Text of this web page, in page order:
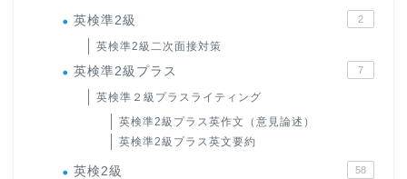
英検準2級 2
英検準2級二次面接対策
英検準2級プラス 7
英検準２級プラスライティング
英検準2級プラス英作文（意見論述）
英検準2級プラス英文要約
英検2級 58